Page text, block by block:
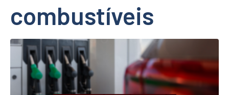
combustíveis